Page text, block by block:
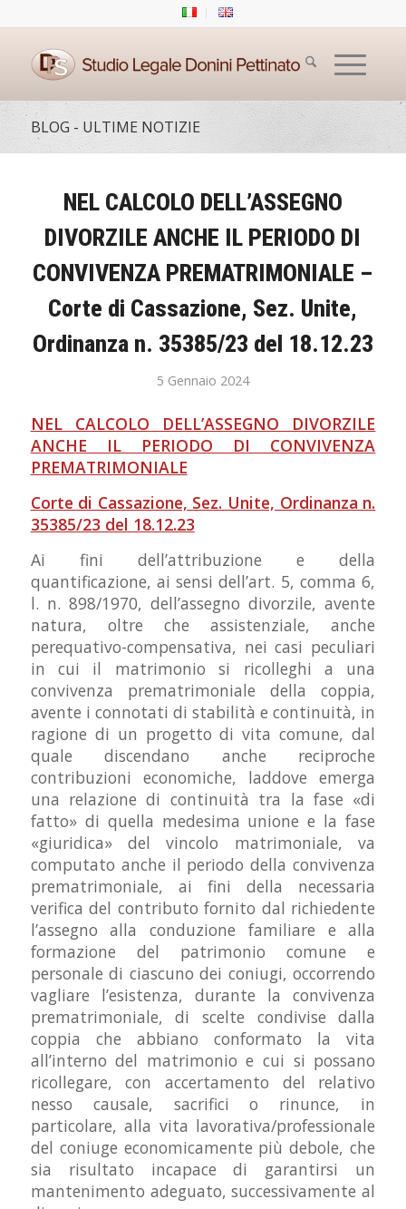
BLOG - ULTIME NOTIZIE
NEL CALCOLO DELL’ASSEGNO
DIVORZILE ANCHE IL PERIODO DI
CONVIVENZA PREMATRIMONIALE –
Corte di Cassazione, Sez. Unite,
Ordinanza n. 35385/23 del 18.12.23
5 Gennaio 2024
NEL CALCOLO DELL’ASSEGNO DIVORZILE
ANCHE IL PERIODO DI CONVIVENZA
PREMATRIMONIALE
Corte di Cassazione, Sez. Unite, Ordinanza n.
35385/23 del 18.12.23
Ai fini dell’attribuzione e della
quantificazione, ai sensi dell’art. 5, comma 6,
l. n. 898/1970, dell’assegno divorzile, avente
natura, oltre che assistenziale, anche
perequativo-compensativa, nei casi peculiari
in cui il matrimonio si ricolleghi a una
convivenza prematrimoniale della coppia,
avente i connotati di stabilità e continuità, in
ragione di un progetto di vita comune, dal
quale discendano anche reciproche
contribuzioni economiche, laddove emerga
una relazione di continuità tra la fase «di
fatto» di quella medesima unione e la fase
«giuridica» del vincolo matrimoniale, va
computato anche il periodo della convivenza
prematrimoniale, ai fini della necessaria
verifica del contributo fornito dal richiedente
l’assegno alla conduzione familiare e alla
formazione del patrimonio comune e
personale di ciascuno dei coniugi, occorrendo
vagliare l’esistenza, durante la convivenza
prematrimoniale, di scelte condivise dalla
coppia che abbiano conformato la vita
all’interno del matrimonio e cui si possano
ricollegare, con accertamento del relativo
nesso causale, sacrifici o rinunce, in
particolare, alla vita lavorativa/professionale
del coniuge economicamente più debole, che
sia risultato incapace di garantirsi un
mantenimento adeguato, successivamente al